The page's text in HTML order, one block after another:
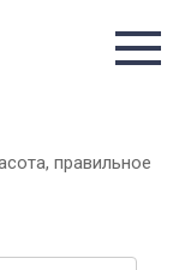
правильное